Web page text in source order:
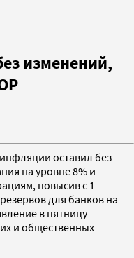
изменений,
оставил без
на уровне 8% и
повысив с 1
для банков на
в пятницу
и общественных